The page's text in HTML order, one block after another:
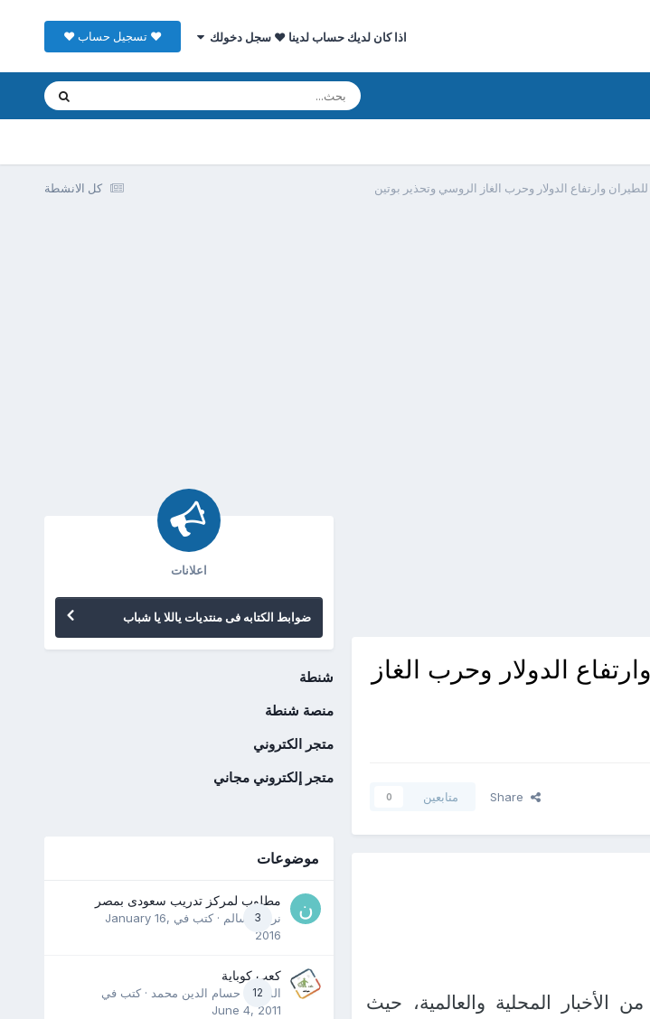
اذا كان لديك حساب لدينا ♥ سجل دخولك ♥ تسجيل حساب ♥
كل الانشطة وارتفاع الدولار وحرب الغاز الروسي وتحذير بوتين
الدولار وحرب الغاز
Share متابعين 0
المحلية والعالمية، حيث
اعلانات
ضوابط الكتابه فى منتديات ياللا يا شباب
شنطة
منصة شنطة
متجر الكتروني
متجر إلكتروني مجاني
موضوعات
3
مطلوب لمركز تدريب سعودى بمصر
نرمين سالم · كتب في January 16,
2016
12
كعب كوباية
المدرب حسام الدين محمد · كتب في
June 4, 2011